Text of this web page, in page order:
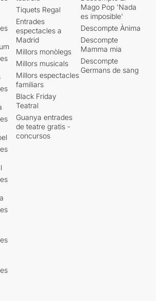
Tiquets Regal
Entrades
espectacles a
Madrid
Millors monòlegs
Millors musicals
Millors espectacles
familiars
Black Friday
Teatral
Guanya entrades
de teatre gratis -
concursos
Mago Pop 'Nada
es imposible'
Descompte Ànima
Descompte
Mamma mia
Descompte
Germans de sang